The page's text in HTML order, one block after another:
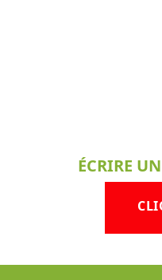
ÉCRIRE